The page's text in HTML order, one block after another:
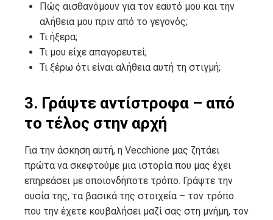
Πώς αισθανόμουν για τον εαυτό μου και την
αλήθεια μου πριν από το γεγονός;
Τι ήξερα;
Τι μου είχε απαγορευτεί;
Τι ξέρω ότι είναι αλήθεια αυτή τη στιγμή;
3. Γράψτε αντίστροφα – από
το τέλος στην αρχή
Για την άσκηση αυτή, η Vecchione μας ζητάει
πρώτα να σκεφτούμε μια ιστορία που μας έχει
επηρεάσει με οποιονδήποτε τρόπο. Γράψτε την
ουσία της, τα βασικά της στοιχεία – τον τρόπο
που την έχετε κουβαλήσει μαζί σας στη μνήμη, τον